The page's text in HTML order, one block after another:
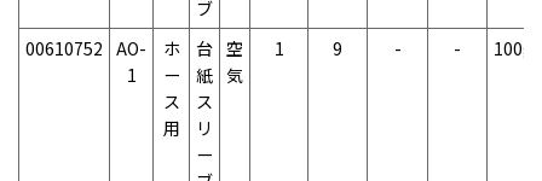
ブ
00610752 AO-
1
ホ
ー
ス
用
台
紙
ス
リ
ー
空
気
1 9 - - 100g